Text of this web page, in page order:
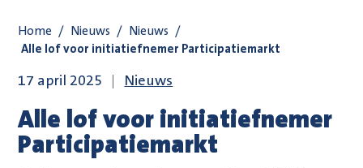
Home / Nieuws / Nieuws /
Alle lof voor initiatiefnemer Participatiemarkt
Alle lof voor initiatiefnemer
Participatiemarkt
17 april 2025 Nieuws